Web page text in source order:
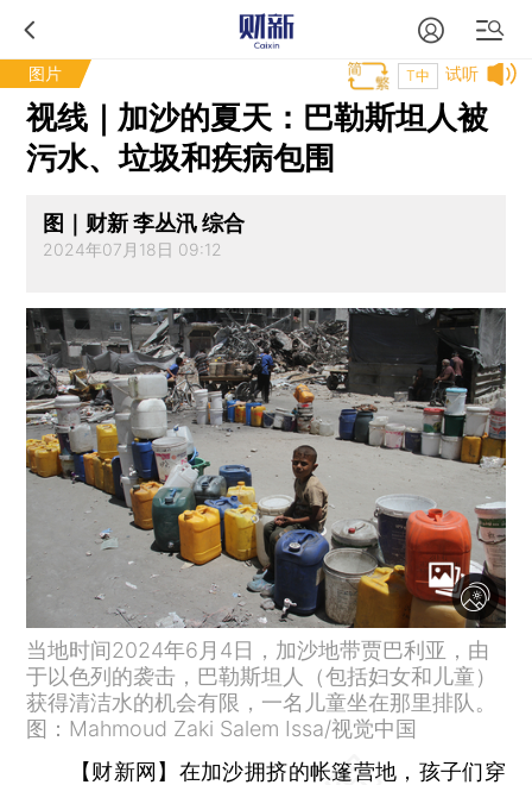
图片 试听
T中
视线｜加沙的夏天：巴勒斯坦人被
污水、垃圾和疾病包围
图｜财新 李丛汛 综合
2024年07月18日 09:12
当地时间2024年6月4日，加沙地带贾巴利亚，由
于以色列的袭击，巴勒斯坦人（包括妇女和儿童）
获得清洁水的机会有限，一名儿童坐在那里排队。
图：Mahmoud Zaki Salem Issa/视觉中国
【财新网】 在加沙拥挤的帐篷营地，孩子们穿